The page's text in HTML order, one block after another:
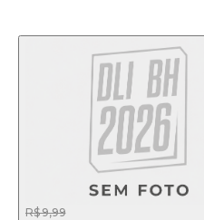
R$ 9,99